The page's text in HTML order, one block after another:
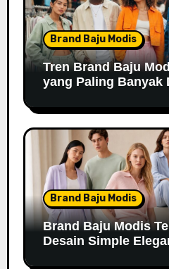
Brand Baju Modis
Tren Brand Baju
yang Paling Banyak
Brand Baju Modis
Brand Baju Modis
Desain Simple